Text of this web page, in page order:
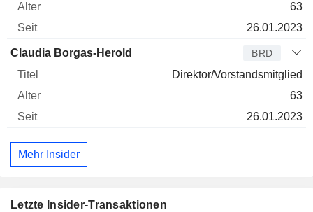
63
26.01.2023
Claudia Borgas-Herold BRD
Direktor/Vorstandsmitglied
63
26.01.2023
Mehr Insider
Letzte Insider-Transaktionen